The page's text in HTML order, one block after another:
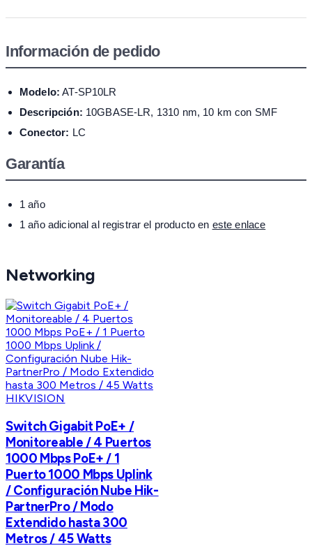
Información de pedido
Modelo: AT-SP10LR
Descripción: 10GBASE-LR, 1310 nm, 10 km con SMF
Conector: LC
Garantía
1 año
1 año adicional al registrar el producto en este enlace
Networking
HIKVISION
Switch Gigabit PoE+ /
Monitoreable / 4 Puertos
1000 Mbps PoE+ / 1
Puerto 1000 Mbps Uplink
/ Configuración Nube Hik-
PartnerPro / Modo
Extendido hasta 300
Metros / 45 Watts